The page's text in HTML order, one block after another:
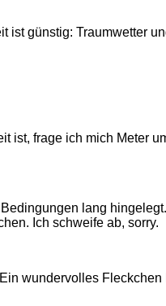
ist günstig: Traumwetter
ist, frage ich mich Meter
lang
Ich schweife ab, sorry.
wundervolles